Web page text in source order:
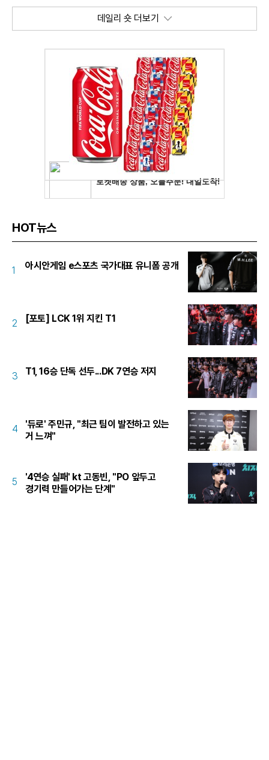
데일리 숏 더보기
HOT뉴스
1 아시안게임 e스포츠 국가대표 유니폼 공개
2 [포토] LCK 1위 지킨 T1
3 T1, 16승 단독 선두...DK 7연승 저지
4
'듀로' 주민규, "최근 팀이 발전하고 있는
거 느껴"
5
'4연승 실패' kt 고동빈, "PO 앞두고
경기력 만들어가는 단계"